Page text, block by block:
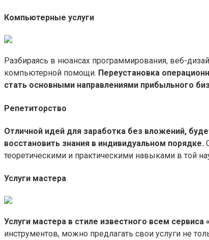
Компьютерные услуги
Разбираясь в нюансах программирования, веб-
компьютерной помощи. Переустановка
стать основными направлениями прибыльного
Репетиторство
Отличной идей для заработка без вложений,
восстановить знания в индивидуальном порядке.
теоретическими и практическими навыками в той
Услуги мастера
Услуги мастера в стиле известного всем
инструментов, можно предлагать свои услуги не